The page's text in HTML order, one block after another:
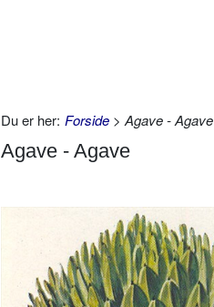
Du er her: Forside > Agave - Agave
Agave - Agave